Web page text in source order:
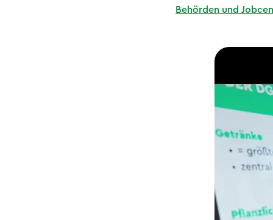
Behörden und